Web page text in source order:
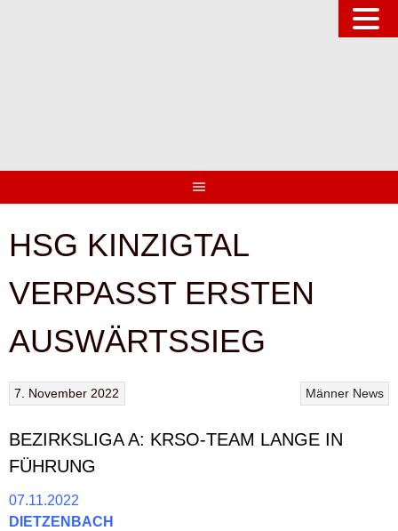
HSG KINZIGTAL
VERPASST ERSTEN
AUSWÄRTSSIEG
Männer News
7. November 2022
BEZIRKSLIGA A: KRSO-TEAM LANGE IN
FÜHRUNG
07.11.2022
DIETZENBACH